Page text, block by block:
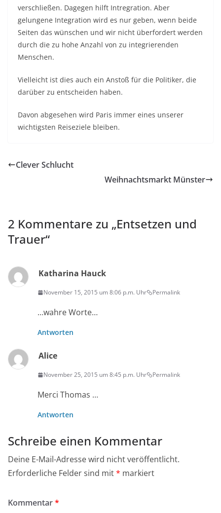
verschließen. Dagegen hilft Intregration. Aber
gelungene Integration wird es nur geben, wenn beide
Seiten das wünschen und wir nicht überfordert werden
durch die zu hohe Anzahl von zu integrierenden
Menschen.
Vielleicht ist dies auch ein Anstoß für die Politiker, die
darüber zu entscheiden haben.
Davon abgesehen wird Paris immer eines unserer
wichtigsten Reiseziele bleiben.
Clever Schlucht
Weihnachtsmarkt Münster
2 Kommentare zu „Entsetzen und
Trauer“
Katharina Hauck
November 15, 2015 um 8:06 p.m. Uhr Permalink
…wahre Worte…
Antworten
Alice
November 25, 2015 um 8:45 p.m. Uhr Permalink
Merci Thomas …
Antworten
Schreibe einen Kommentar
Deine E-Mail-Adresse wird nicht veröffentlicht.
Erforderliche Felder sind mit* markiert
Kommentar*